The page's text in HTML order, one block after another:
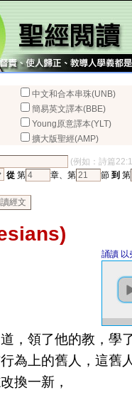
中文和合本串珠(UNB)
簡易英文譯本(BBE)
Young原意譯本(YLT)
擴大版聖經(AMP)
(例如：詩篇
從 第 章、第 節 到 第
誦讀 以
，領了他的教，學
為上的舊人，這舊
換一新，